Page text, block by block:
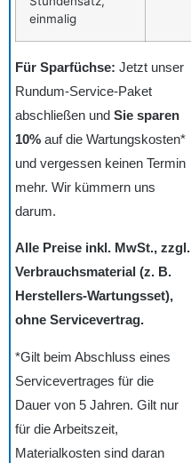
einmalig
Für Sparfüchse: Jetzt unser
Rundum-Service-Paket
abschließen und Sie sparen
10% auf die Wartungskosten*
und vergessen keinen Termin
mehr. Wir kümmern uns
darum.
Alle Preise inkl. MwSt., zzgl.
Verbrauchsmaterial (z. B.
Herstellers-Wartungsset),
ohne Servicevertrag.
*Gilt beim Abschluss eines
Servicevertrages für die
Dauer von 5 Jahren. Gilt nur
für die Arbeitszeit,
Materialkosten sind daran